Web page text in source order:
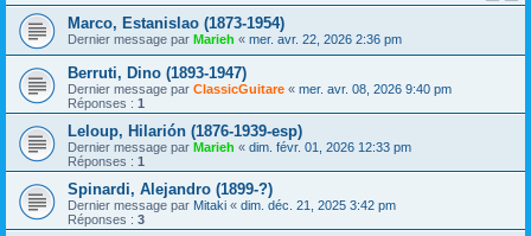
Marco, Estanislao (1873-1954)
Dernier message par Marieh « mer. avr. 22, 2026 2:36 pm
Berruti, Dino (1893-1947)
Dernier message par ClassicGuitare « mer. avr. 08, 2026 9:40 pm
Réponses : 1
Leloup, Hilarión (1876-1939-esp)
Dernier message par Marieh « dim. févr. 01, 2026 12:33 pm
Réponses : 1
Spinardi, Alejandro (1899-?)
Dernier message par Mitaki « dim. déc. 21, 2025 3:42 pm
Réponses : 3